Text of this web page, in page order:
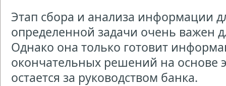
Этап сбора и анализа информации
определенной задачи очень важен
Однако она только готовит
окончательных решений на основе
остается за руководством банка.